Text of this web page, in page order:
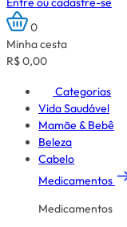
0
Minha cesta
R$ 0,00
Categorias
Vida Saudável
Mamãe & Bebê
Beleza
Cabelo
Medicamentos
Medicamentos